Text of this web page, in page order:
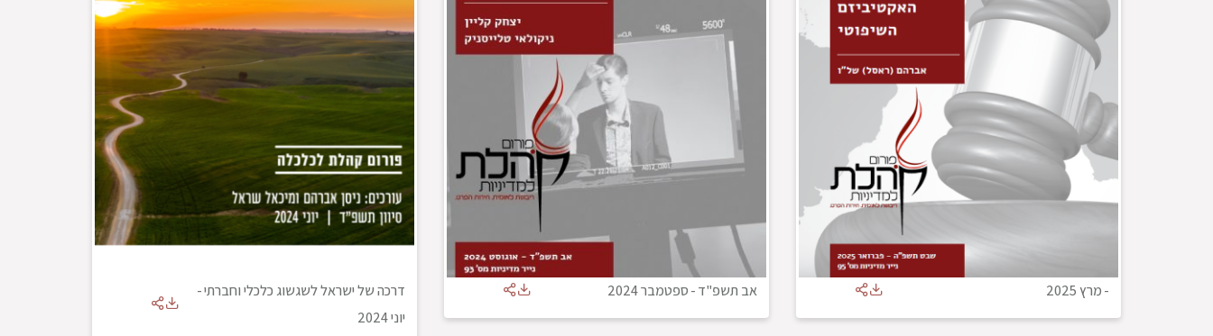
-מרץ 2025 אב תשפ"ד-ספטמבר 2024 דרכה של ישראל לשגשוג כלכלי וחברתי-
יוני 2024